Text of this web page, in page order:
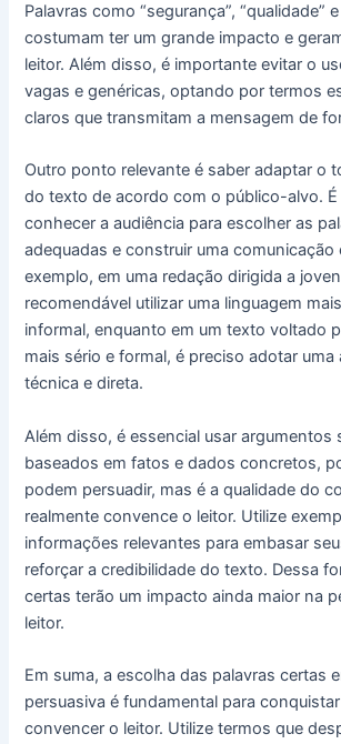
Palavras como “segurança”, “qualidade”
costumam ter um grande impacto e
leitor. Além disso, é importante evitar o
vagas e genéricas, optando por termos
claros que transmitam a mensagem de
Outro ponto relevante é saber adaptar o
do texto de acordo com o público-alvo.
conhecer a audiência para escolher as
adequadas e construir uma comunicação
exemplo, em uma redação dirigida a
recomendável utilizar uma linguagem
informal, enquanto em um texto voltado
mais sério e formal, é preciso adotar uma
técnica e direta.
Além disso, é essencial usar argumentos
baseados em fatos e dados concretos,
podem persuadir, mas é a qualidade do
realmente convence o leitor. Utilize
informações relevantes para embasar
reforçar a credibilidade do texto. Dessa
certas terão um impacto ainda maior na
leitor.
Em suma, a escolha das palavras certas
persuasiva é fundamental para
convencer o leitor. Utilize termos que